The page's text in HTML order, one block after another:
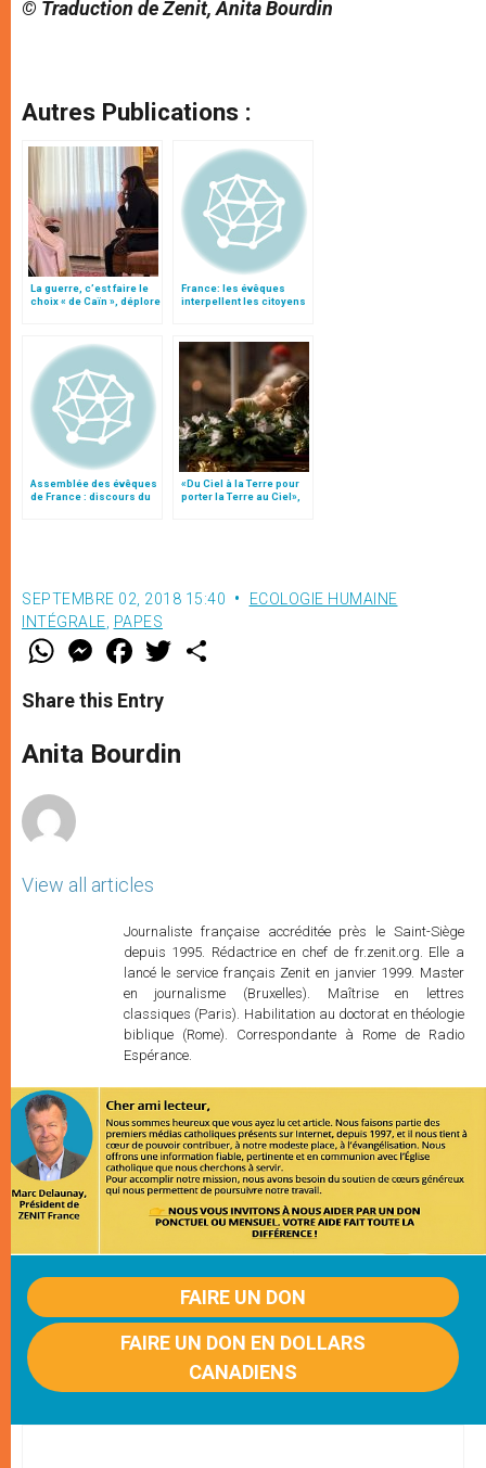
© Traduction de Zenit, Anita Bourdin
Autres Publications :
La guerre, c’est faire le
choix « de Caïn », déplore
France: les évêques
interpellent les citoyens
Assemblée des évêques
de France : discours du
«Du Ciel à la Terre pour
porter la Terre au Ciel»,
SEPTEMBRE 02, 2018 15:40
ECOLOGIE HUMAINE
INTÉGRALE, PAPES
W
t
s
p
p
M
e
s
e
g
e
F
a
e
b
o
k
w
r
Share this Entry
Anita Bourdin
View all articles
Journaliste française accréditée près le Saint-Siège
depuis 1995. Rédactrice en chef de fr.zenit.org. Elle a
lancé le service français Zenit en janvier 1999. Master
en journalisme (Bruxelles). Maîtrise en lettres
classiques (Paris). Habilitation au doctorat en théologie
biblique (Rome). Correspondante à Rome de Radio
Espérance.
FAIRE UN DON
FAIRE UN DON EN DOLLARS
CANADIENS